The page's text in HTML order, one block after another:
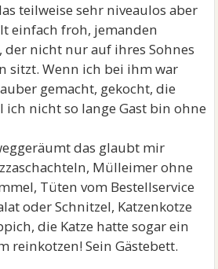
teilweise sehr niveaulos aber
einfach froh, jemanden
nicht nur auf ihres Sohnes
sitzt. Wenn ich bei ihm war
gemacht, gekocht, die
ich nicht so lange Gast bin ohne
das glaubt mir
Mülleimer ohne
Tüten vom Bestellservice
oder Schnitzel, Katzenkotze
die Katze hatte sogar ein
reinkotzen! Sein Gästebett.